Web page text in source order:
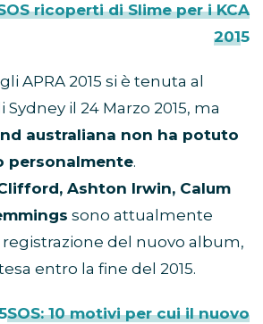
ricoperti di Slime per i KCA
2015
APRA 2015 si è tenuta al
il 24 Marzo 2015, ma
australiana non ha potuto
personalmente.
Ashton Irwin, Calum
sono attualmente
del nuovo album,
entro la fine del 2015.
10 motivi per cui il nuovo